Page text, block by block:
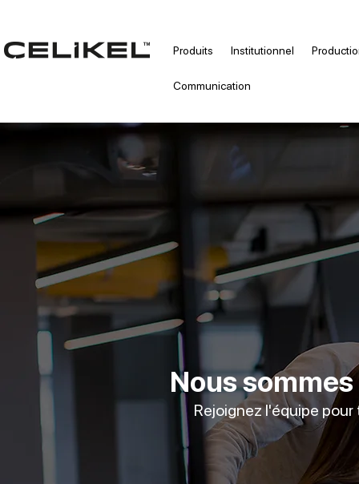
Produits Institutionnel
Communication
Nous
Rejoignez l'équipe